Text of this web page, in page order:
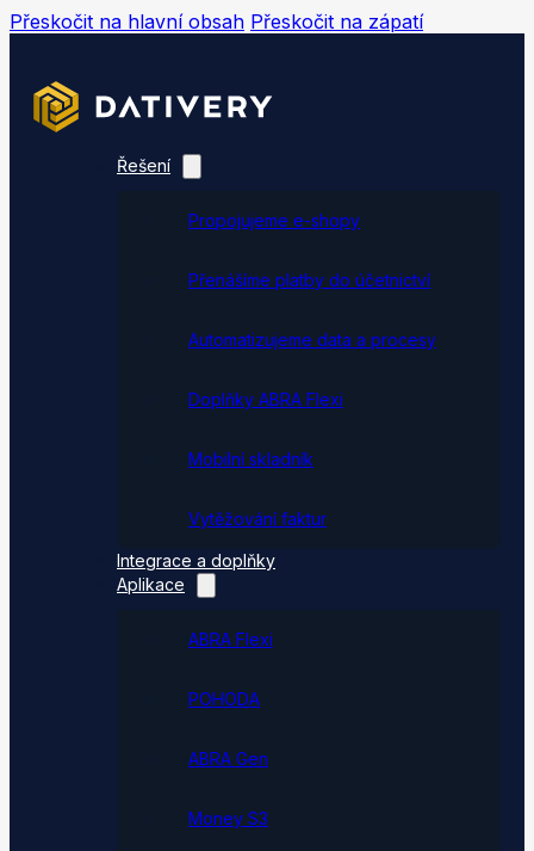
Přeskočit na hlavní obsah Přeskočit na zápatí
Řešení
Propojujeme e-shopy
Přenášíme platby do účetnictví
Automatizujeme data a procesy
Doplňky ABRA Flexi
Mobilní skladník
Vytěžování faktur
Integrace a doplňky
Aplikace
ABRA Flexi
POHODA
ABRA Gen
Money S3